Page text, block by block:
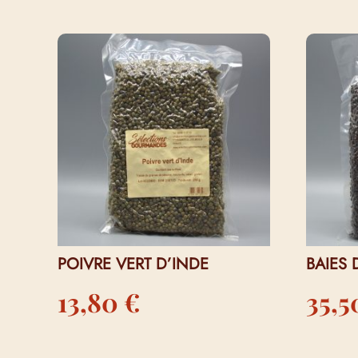
POIVRE VERT D’INDE
13,80 €
BAIES